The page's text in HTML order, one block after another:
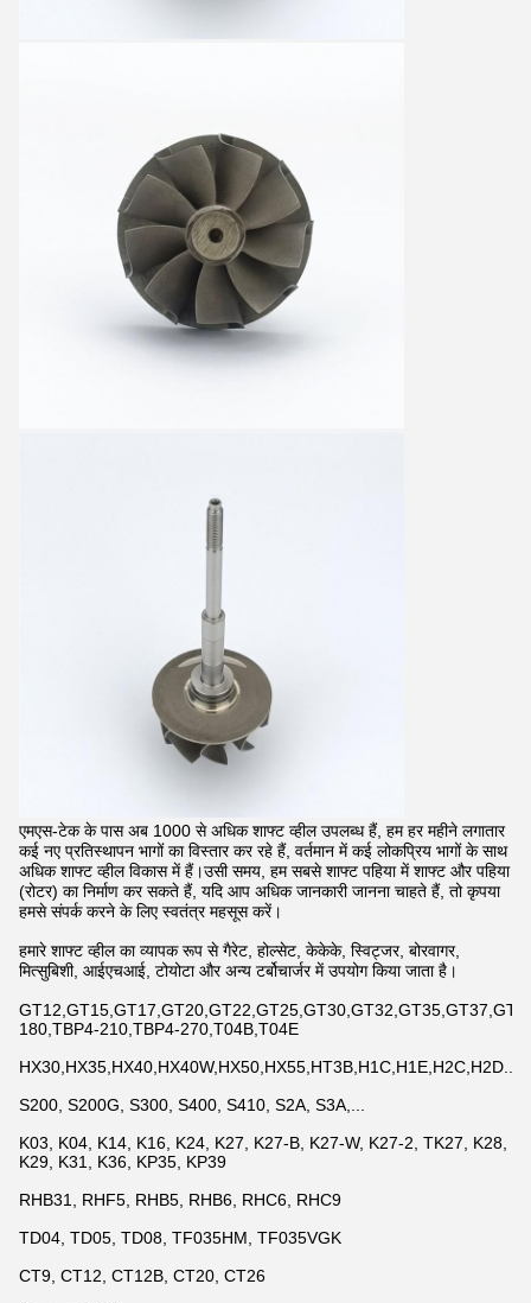
एमएस-टेक के पास अब 1000 से अधिक शाफ्ट व्हील उपलब्ध हैं, हम हर महीने लगातार
कई नए प्रतिस्थापन भागों का विस्तार कर रहे हैं, वर्तमान में कई लोकप्रिय भागों के साथ
अधिक शाफ्ट व्हील विकास में हैं।उसी समय, हम सबसे शाफ्ट पहिया में शाफ्ट और पहिया
(रोटर) का निर्माण कर सकते हैं, यदि आप अधिक जानकारी जानना चाहते हैं, तो कृपया
हमसे संपर्क करने के लिए स्वतंत्र महसूस करें।
हमारे शाफ्ट व्हील का व्यापक रूप से गैरेट, होल्सेट, केकेके, स्विट्जर, बोरवागर,
मित्सुबिशी, आईएचआई, टोयोटा और अन्य टर्बोचार्जर में उपयोग किया जाता है।
180,TBP4-210,TBP4-270,T04B,T04E
HX30,HX35,HX40,HX40W,HX50,HX55,HT3B,H1C,H1E,H2C,H2D...
S200, S200G, S300, S400, S410, S2A, S3A,...
K03, K04, K14, K16, K24, K27, K27-B, K27-W, K27-2, TK27, K28,
K29, K31, K36, KP35, KP39
RHB31, RHF5, RHB5, RHB6, RHC6, RHC9
TD04, TD05, TD08, TF035HM, TF035VGK
CT9, CT12, CT12B, CT20, CT26